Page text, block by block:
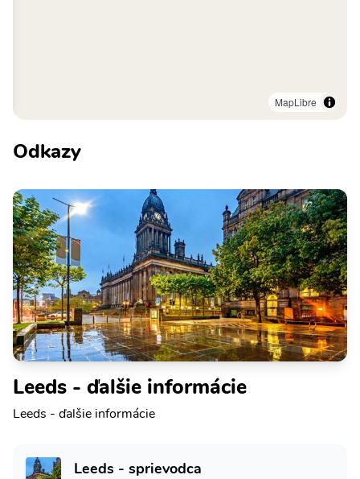
MapLibre
Odkazy
Leeds - ďalšie informácie
Leeds - ďalšie informácie
Leeds - sprievodca